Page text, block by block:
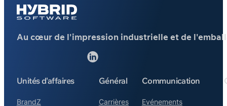
Au cœur de l'impression industrielle et de
Unités d'affaires
BrandZ
Général
Carrières
Communication
Evénements